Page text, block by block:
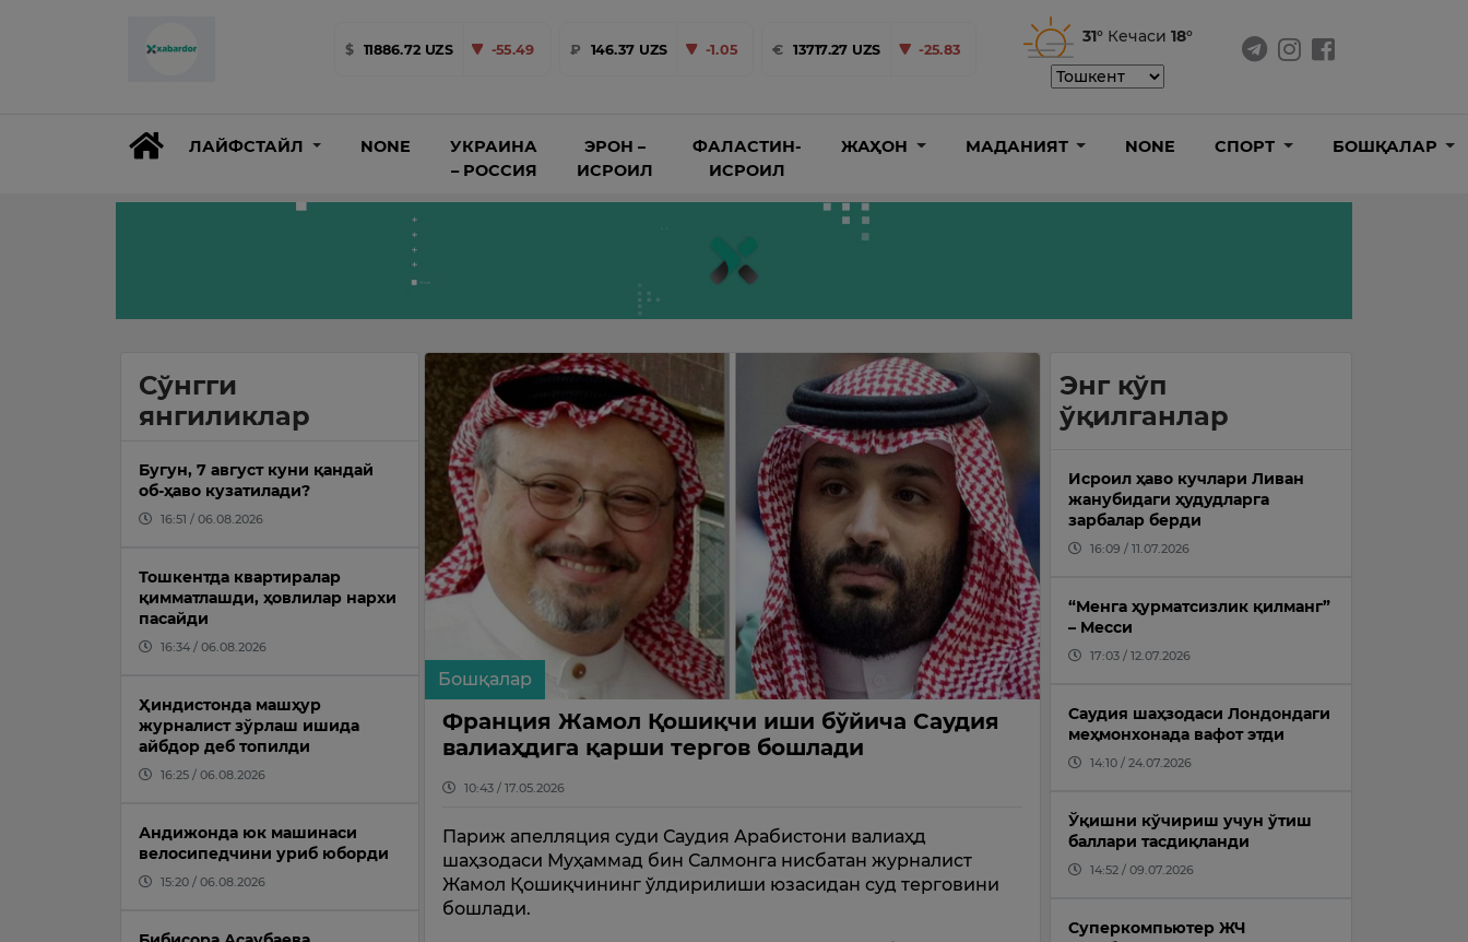
$ 11886.72 UZS -55.49 ₽ 146.37 UZS -1.05 € 13717.27 UZS -25.83
31° Кечаси 18°
ЛАЙФСТАЙЛ NONE
УКРАИНА
– РОССИЯ
ЭРОН –
ИСРОИЛ
ФАЛАСТИН-
ИСРОИЛ
ЖАҲОН МАДАНИЯТ NONE СПОРТ БОШҚАЛАР
Сўнгги
янгиликлар
Бугун, 7 август куни қандай
об-ҳаво кузатилади?
16:51 / 06.08.2026
Тошкентда квартиралар
қимматлашди, ҳовлилар нархи
пасайди
16:34 / 06.08.2026
Ҳиндистонда машҳур
журналист зўрлаш ишида
айбдор деб топилди
16:25 / 06.08.2026
Андижонда юк машинаси
велосипедчини уриб юборди
15:20 / 06.08.2026
Бошқалар
Франция Жамол Қошиқчи иши бўйича Саудия
валиаҳдига қарши тергов бошлади
10:43 / 17.05.2026
Париж апелляция суди Саудия Арабистони валиаҳд
шаҳзодаси Муҳаммад бин Салмонга нисбатан журналист
Жамол Қошиқчининг ўлдирилиши юзасидан суд терговини
бошлади.
Энг кўп
ўқилганлар
Исроил ҳаво кучлари Ливан
жанубидаги ҳудудларга
зарбалар берди
16:09 / 11.07.2026
“Менга ҳурматсизлик қилманг”
– Месси
17:03 / 12.07.2026
Саудия шаҳзодаси Лондондаги
меҳмонхонада вафот этди
14:10 / 24.07.2026
Ўқишни кўчириш учун ўтиш
баллари тасдиқланди
14:52 / 09.07.2026
Суперкомпьютер ЖЧ